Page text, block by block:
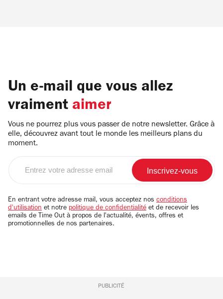
Un e-mail que vous allez
vraiment aimer
Vous ne pourrez plus vous passer de notre newsletter. Grâce à
elle, découvrez avant tout le monde les meilleurs plans du
moment.
email
En entrant votre adresse mail, vous acceptez nos conditions
d'utilisation et notre politique de confidentialité et de recevoir les
emails de Time Out à propos de l'actualité, évents, offres et
promotionnelles de nos partenaires.
PUBLICITÉ